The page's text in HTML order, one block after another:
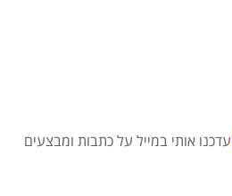
עדכנו אותי במייל על כתבות ומבצעים